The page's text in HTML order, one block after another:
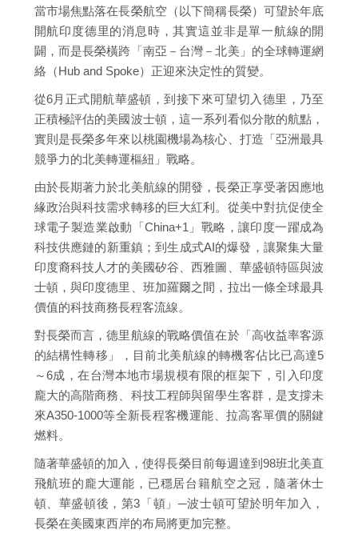
當市場焦點落在長榮航空（以下簡稱長榮）可望於年底
開航印度德里的消息時，其實這並非是單一航線的開
闢，而是長榮橫跨「南亞－台灣－北美」的全球轉運網
絡（Hub and Spoke）正迎來決定性的質變。
從6月正式開航華盛頓，到接下來可望切入德里，乃至
正積極評估的美國波士頓，這一系列看似分散的航點，
實則是長榮多年來以桃園機場為核心、打造「亞洲最具
競爭力的北美轉運樞紐」戰略。
由於長期著力於北美航線的開發，長榮正享受著因應地
緣政治與科技需求轉移的巨大紅利。從美中對抗促使全
球電子製造業啟動「China+1」戰略，讓印度一躍成為
科技供應鏈的新重鎮；到生成式AI的爆發，讓聚集大量
印度裔科技人才的美國矽谷、西雅圖、華盛頓特區與波
士頓，與印度德里、班加羅爾之間，拉出一條全球最具
價值的科技商務長程客流線。
對長榮而言，德里航線的戰略價值在於「高收益率客源
的結構性轉移」，目前北美航線的轉機客佔比已高達5
～6成，在台灣本地市場規模有限的框架下，引入印度
龐大的高階商務、科技工程師與留學生客群，是支撐未
來A350-1000等全新長程客機運能、拉高客單價的關鍵
燃料。
隨著華盛頓的加入，使得長榮目前每週達到98班北美直
飛航班的龐大運能，已穩居台籍航空之冠，隨著休士
頓、華盛頓後，第3「頓」─波士頓可望於明年加入，
長榮在美國東西岸的布局將更加完整。